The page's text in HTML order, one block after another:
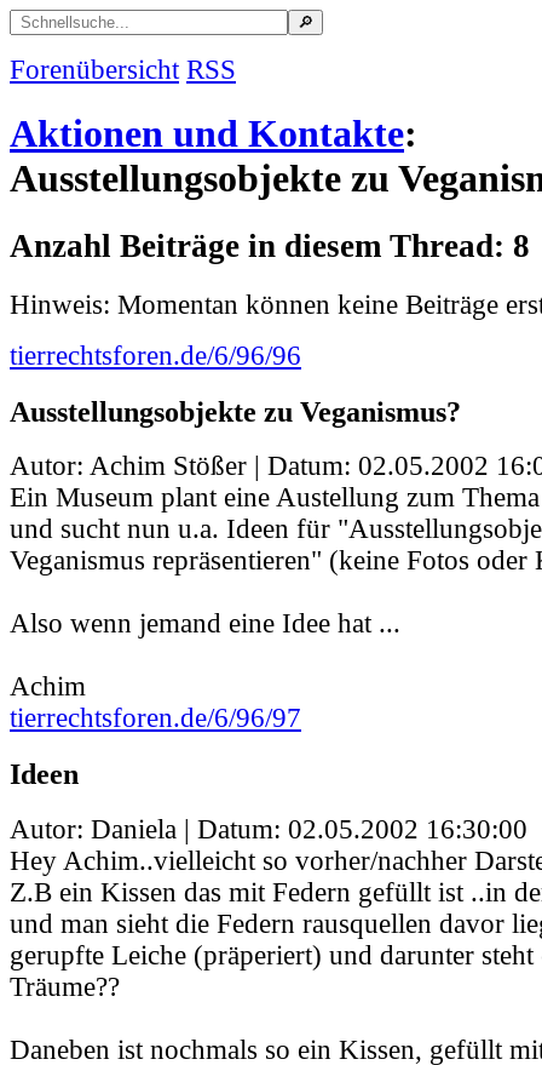
Forenübersicht RSS
Aktionen und Kontakte:
Ausstellungsobjekte zu
Anzahl Beiträge in diesem Thread: 8
Hinweis: Momentan können keine Beiträge
tierrechtsforen.de/6/96/96
Ausstellungsobjekte zu Veganismus?
Autor: Achim Stößer | Datum: 02.05.2002
Ein Museum plant eine Austellung zum
und sucht nun u.a. Ideen für
Veganismus repräsentieren" (keine Fotos oder
Also wenn jemand eine Idee hat ...
Achim
tierrechtsforen.de/6/96/97
Ideen
Autor: Daniela | Datum: 02.05.2002 16:30:00
Hey Achim..vielleicht so vorher/nachher
Z.B ein Kissen das mit Federn gefüllt ist ..in
und man sieht die Federn rausquellen davor
gerupfte Leiche (präperiert) und darunter steht
Träume??
Daneben ist nochmals so ein Kissen, gefüllt